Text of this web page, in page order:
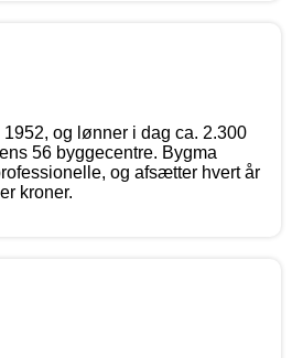
og lønner i dag ca. 2.300
56 byggecentre. Bygma
og afsætter hvert år
kroner.